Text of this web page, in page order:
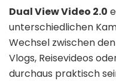
Dual View Video 2.0
unterschiedlichen
Wechsel zwischen
Vlogs, Reisevideos
durchaus praktisch